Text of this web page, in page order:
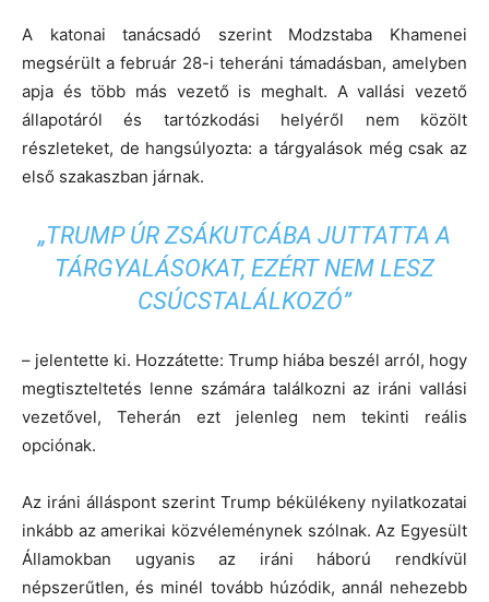
A katonai tanácsadó szerint Modzstaba Khamenei
megsérült a február 28-i teheráni támadásban, amelyben
apja és több más vezető is meghalt. A vallási vezető
állapotáról és tartózkodási helyéről nem közölt
részleteket, de hangsúlyozta: a tárgyalások még csak az
első szakaszban járnak.
„TRUMP ÚR ZSÁKUTCÁBA JUTTATTA A
TÁRGYALÁSOKAT, EZÉRT NEM LESZ
CSÚCSTALÁLKOZÓ”
– jelentette ki. Hozzátette: Trump hiába beszél arról, hogy
megtiszteltetés lenne számára találkozni az iráni vallási
vezetővel, Teherán ezt jelenleg nem tekinti reális
opciónak.
Az iráni álláspont szerint Trump békülékeny nyilatkozatai
inkább az amerikai közvéleménynek szólnak. Az Egyesült
Államokban ugyanis az iráni háború rendkívül
népszerűtlen, és minél tovább húzódik, annál nehezebb